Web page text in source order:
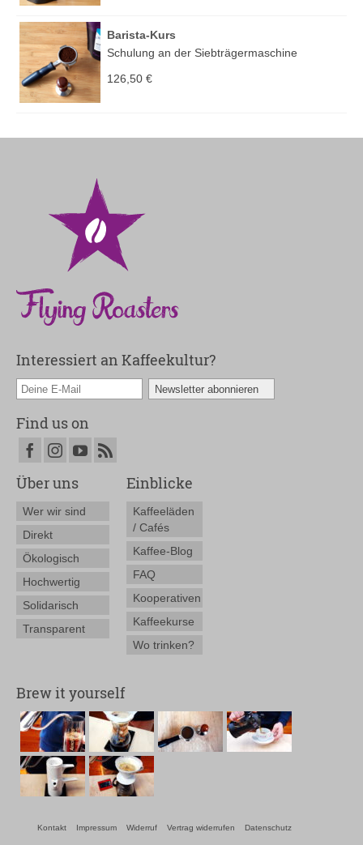
Barista-Kurs
Schulung an der Siebträgermaschine
126,50 €
Interessiert an Kaffeekultur?
Find us on
Über uns
Wer wir sind
Direkt
Ökologisch
Hochwertig
Solidarisch
Transparent
Einblicke
Kaffeeläden
/ Cafés
Kaffee-Blog
FAQ
Kooperativen
Kaffeekurse
Wo trinken?
Brew it yourself
Kontakt Impressum Widerruf Vertrag widerrufen Datenschutz